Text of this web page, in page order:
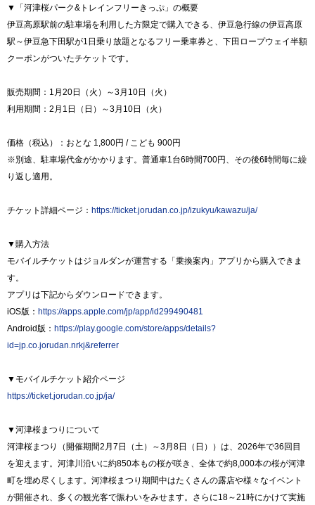
▼「河津桜パーク&トレインフリーきっぷ」の概要
伊豆高原駅前の駐車場を利用した方限定で購入できる、伊豆急行線の伊豆高原
駅～伊豆急下田駅が1日乗り放題となるフリー乗車券と、下田ロープウェイ半額
クーポンがついたチケットです。
販売期間：1月20日（火）～3月10日（火）
利用期間：2月1日（日）～3月10日（火）
価格（税込）：おとな 1,800円 / こども 900円
※別途、駐車場代金がかかります。普通車1台6時間700円、その後6時間毎に繰
り返し適用。
チケット詳細ページ： https://ticket.jorudan.co.jp/izukyu/kawazu/ja/
▼購入方法
モバイルチケットはジョルダンが運営する「乗換案内」アプリから購入できま
す。
アプリは下記からダウンロードできます。
iOS版： https://apps.apple.com/jp/app/id299490481
Android版： https://play.google.com/store/apps/details?
id=jp.co.jorudan.nrkj&referrer
▼モバイルチケット紹介ページ
https://ticket.jorudan.co.jp/ja/
▼河津桜まつりについて
河津桜まつり（開催期間2月7日（土）～3月8日（日））は、2026年で36回目
を迎えます。河津川沿いに約850本もの桜が咲き、全体で約8,000本の桜が河津
町を埋め尽くします。河津桜まつり期間中はたくさんの露店や様々なイベント
が開催され、多くの観光客で賑わいをみせます。さらに18～21時にかけて実施